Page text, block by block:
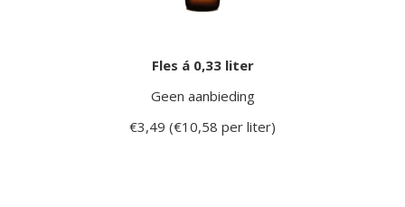
Fles á 0,33 liter
Geen aanbieding
€3,49 (€10,58 per liter)